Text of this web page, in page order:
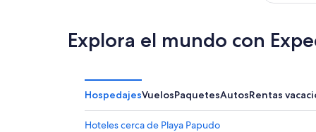
Explora el mundo con
HospedajesVuelosPaquetesAutosRentas
Hoteles cerca de Playa Papudo